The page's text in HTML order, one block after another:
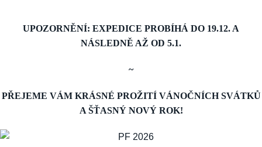
UPOZORNĚNÍ: EXPEDICE PROBÍHÁ DO 19.12. A
NÁSLEDNĚ AŽ OD 5.1.
~
PŘEJEME VÁM KRÁSNÉ PROŽITÍ VÁNOČNÍCH SVÁTKŮ
A ŠŤASNÝ NOVÝ ROK!